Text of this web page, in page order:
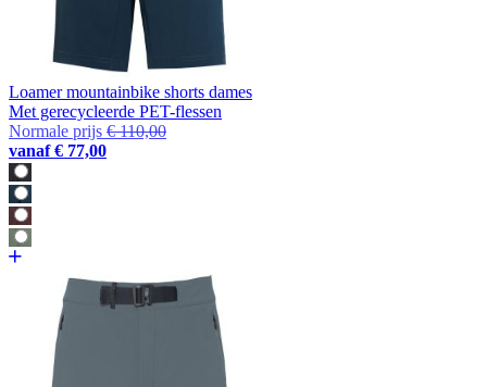
Loamer mountainbike shorts dames
Met gerecycleerde PET-flessen
Normale prijs € 110,00
vanaf € 77,00